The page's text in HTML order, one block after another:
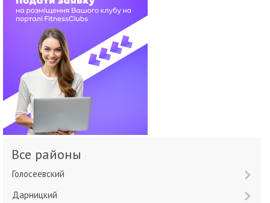
Все районы
Голосеевский
Дарницкий